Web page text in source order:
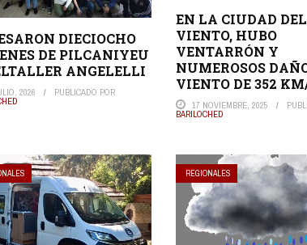
DIECIOCHO
DE PILCANIYEU
ANGELELLI
2026 PUBLICADO POR
EN LA CIUDAD DEL
VIENTO, HUBO
VENTARRÓN Y
NUMEROSOS
VIENTO DE 352
17 NOVIEMBRE, 2025
BARILOCHED
REGIONALES